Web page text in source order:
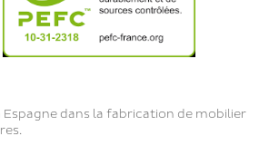
Espagne dans la fabrication de mobilier